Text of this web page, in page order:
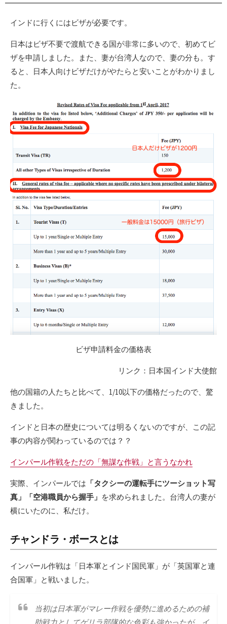
インドに行くにはビザが必要です。
日本はビザ不要で渡航できる国が非常に多いので、初めてビ
ザを申請しました。また、妻が台湾人なので、妻の分も。す
ると、日本人向けビザだけがやたらと安いことがわかりまし
た。
ビザ申請料金の価格表
リンク：日本国インド大使館
他の国籍の人たちと比べて、1/10以下の価格だったので、驚
きました。
インドと日本の歴史については明るくないのですが、この記
事の内容が関わっているのでは？？
インパール作戦をただの「無謀な作戦」と言うなかれ
実際、インパールでは 「タクシーの運転手にツーショット写
真」「空港職員から握手」 を求められました。台湾人の妻が
横にいたのに、私だけ。
チャンドラ・ボースとは
インパール作戦は「日本軍とインド国民軍」が「英国軍と連
合国軍」と戦いました。
当初は日本軍がマレー作戦を優勢に進めるための補